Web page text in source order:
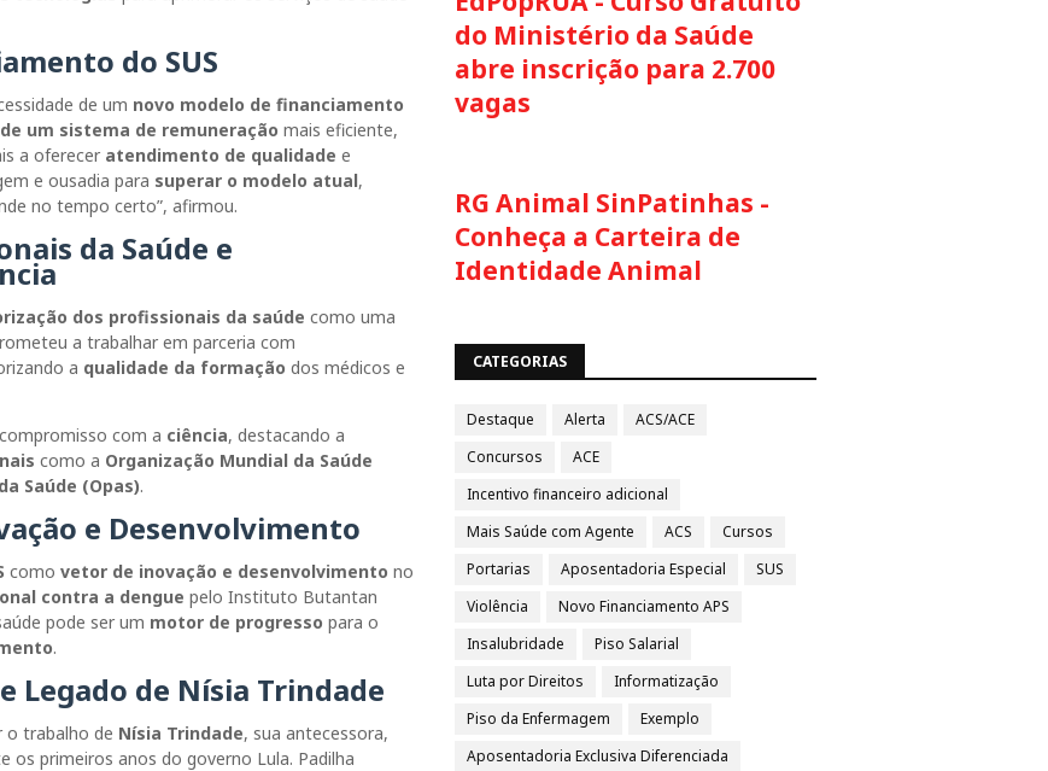
do SUS
de um novo modelo de financiamento
um sistema de remuneração mais eficiente,
a oferecer atendimento de qualidade e
e ousadia para superar o modelo atual,
no tempo certo”, afirmou.
da Saúde e
dos profissionais da saúde como uma
a trabalhar em parceria com
a qualidade da formação dos médicos e
com a ciência, destacando a
como a Organização Mundial da Saúde
Saúde (Opas).
e Desenvolvimento
como vetor de inovação e desenvolvimento no
contra a dengue pelo Instituto Butantan
pode ser um motor de progresso para o
.
Legado de Nísia Trindade
o trabalho de Nísia Trindade, sua antecessora,
os primeiros anos do governo Lula. Padilha
do Ministério da Saúde
abre inscrição para 2.700
vagas
RG Animal SinPatinhas -
Conheça a Carteira de
Identidade Animal
CATEGORIAS
Destaque Alerta
ACS/ACE
Concursos
ACE
Incentivo financeiro adicional
Mais Saúde com Agente
ACS
Cursos
Portarias
Aposentadoria Especial
SUS
Violência
Novo Financiamento APS
Insalubridade
Piso Salarial
Luta por Direitos
Informatização
Piso da Enfermagem
Exemplo
Aposentadoria Exclusiva Diferenciada